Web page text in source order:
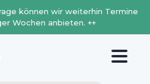
können wir weiterhin Termine
Wochen anbieten. ++